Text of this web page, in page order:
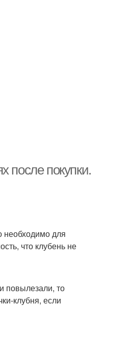
после покупки.
необходимо для
что клубень не
повылезали, то
клубня, если